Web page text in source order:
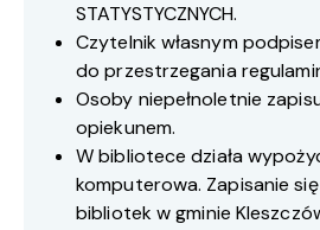
STATYSTYCZNYCH.
Czytelnik własnym
do przestrzegania
Osoby niepełnoletnie
opiekunem.
W bibliotece działa
komputerowa. Zapisanie
bibliotek w gminie